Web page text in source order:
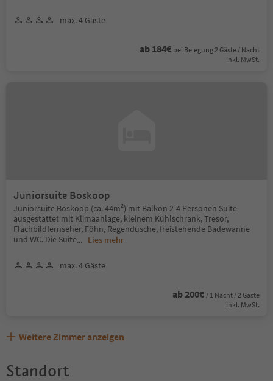
max. 4 Gäste
ab 184€ bei Belegung 2 Gäste / Nacht
Inkl. MwSt.
Juniorsuite Boskoop
Juniorsuite Boskoop (ca. 44m²) mit Balkon 2-4 Personen Suite
ausgestattet mit Klimaanlage, kleinem Kühlschrank, Tresor,
Flachbildfernseher, Föhn, Regendusche, freistehende Badewanne
und WC. Die Suite... Lies mehr
max. 4 Gäste
ab 200€ / 1 Nacht / 2 Gäste
Inkl. MwSt.
Weitere Zimmer anzeigen
Standort